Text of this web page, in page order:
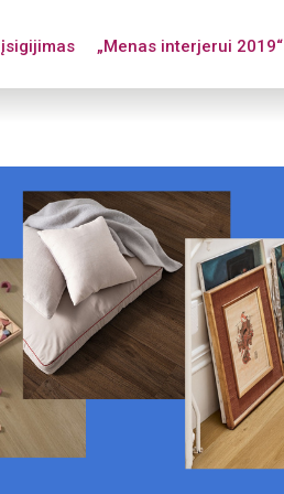
„Menas interjerui 2019“